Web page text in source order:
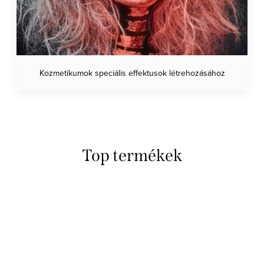
Kozmetikumok speciális effektusok létrehozásához
Top termékek